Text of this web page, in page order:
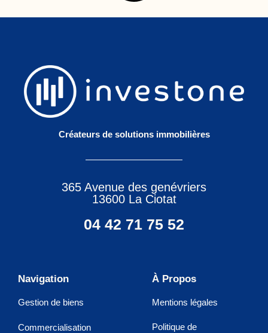
Créateurs de solutions immobilières
365 Avenue des genévriers
13600 La Ciotat
04 42 71 75 52
Navigation
Gestion de biens
Commercialisation
À Propos
Mentions légales
Politique de